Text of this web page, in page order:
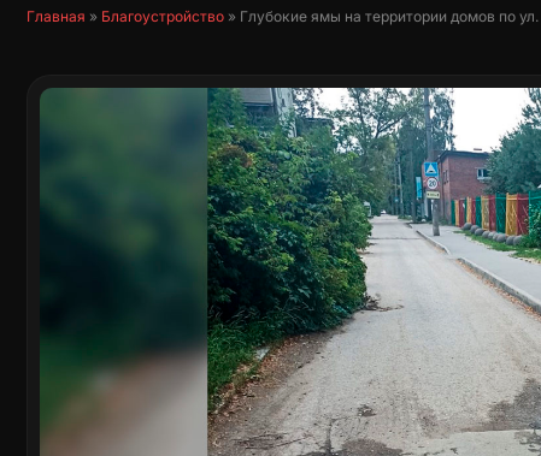
Главная » Благоустройство » Глубокие ямы на территории домов по